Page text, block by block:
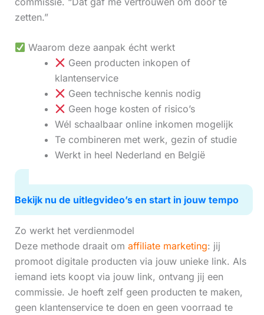
zetten.”
Waarom deze aanpak écht werkt
Geen producten inkopen of
klantenservice
Geen technische kennis nodig
Geen hoge kosten of risico’s
Wél schaalbaar online inkomen mogelijk
Te combineren met werk, gezin of studie
Werkt in heel Nederland en België
Bekijk nu de uitlegvideo’s en start in jouw tempo
Zo werkt het verdienmodel
Deze methode draait om affiliate marketing: jij
promoot digitale producten via jouw unieke link. Als
iemand iets koopt via jouw link, ontvang jij een
commissie. Je hoeft zelf geen producten te maken,
geen klantenservice te doen en geen voorraad te